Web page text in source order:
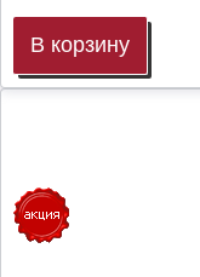
В корзину